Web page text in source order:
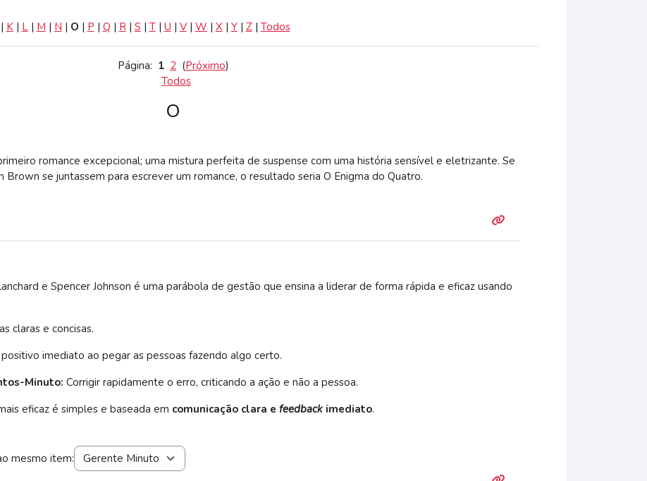
| K| L| M | N | O | P | Q | R| S | T| U | V| W | X | Y| Z| Todos
Página: 1 2(Próximo)
Todos
O
romance excepcional; uma mistura perfeita de suspense com uma história sensível e eletrizante. Se
se juntassem para escrever um romance, o resultado seria O Enigma do Quatro.
e Spencer Johnson é uma parábola de gestão que ensina a liderar de forma rápida e eficaz usando
claras e concisas.
positivo imediato ao pegar as pessoas fazendo algo certo.
Minuto: Corrigir rapidamente o erro, criticando a ação e não a pessoa.
eficaz é simples e baseada em comunicação clara e feedbackimediato.
mesmo item: